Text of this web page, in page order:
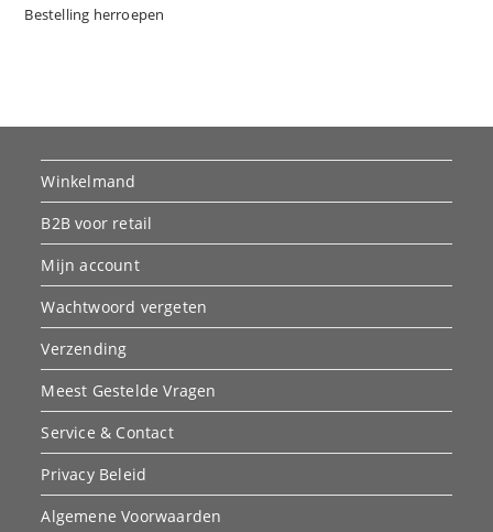
Bestelling herroepen
Winkelmand
B2B voor retail
Mijn account
Wachtwoord vergeten
Verzending
Meest Gestelde Vragen
Service & Contact
Privacy Beleid
Algemene Voorwaarden